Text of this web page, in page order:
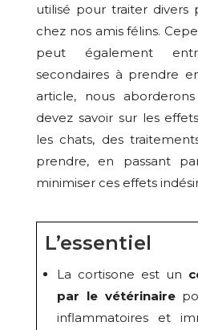
utilisé pour traiter divers
chez nos amis félins.
peut également
secondaires à prendre
article, nous
devez savoir sur les
les chats, des
prendre, en passant
minimiser ces effets
L’essentiel
La cortisone est un
par le vétérinaire
inflammatoires et